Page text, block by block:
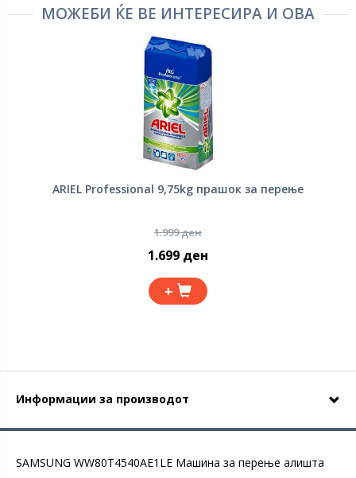
МОЖЕБИ ЌЕ ВЕ ИНТЕРЕСИРА И ОВА
ARIEL Professional 9,75kg прашок за перење
1.999 ден
1.699 ден
+
Информации за производот
SAMSUNG WW80T4540AE1LE Машина за перење алишта